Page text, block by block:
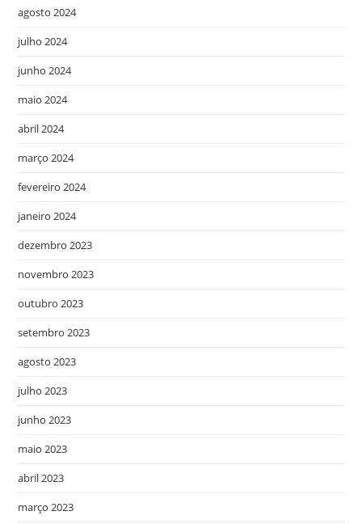
agosto 2024
julho 2024
junho 2024
maio 2024
abril 2024
março 2024
fevereiro 2024
janeiro 2024
dezembro 2023
novembro 2023
outubro 2023
setembro 2023
agosto 2023
julho 2023
junho 2023
maio 2023
abril 2023
março 2023